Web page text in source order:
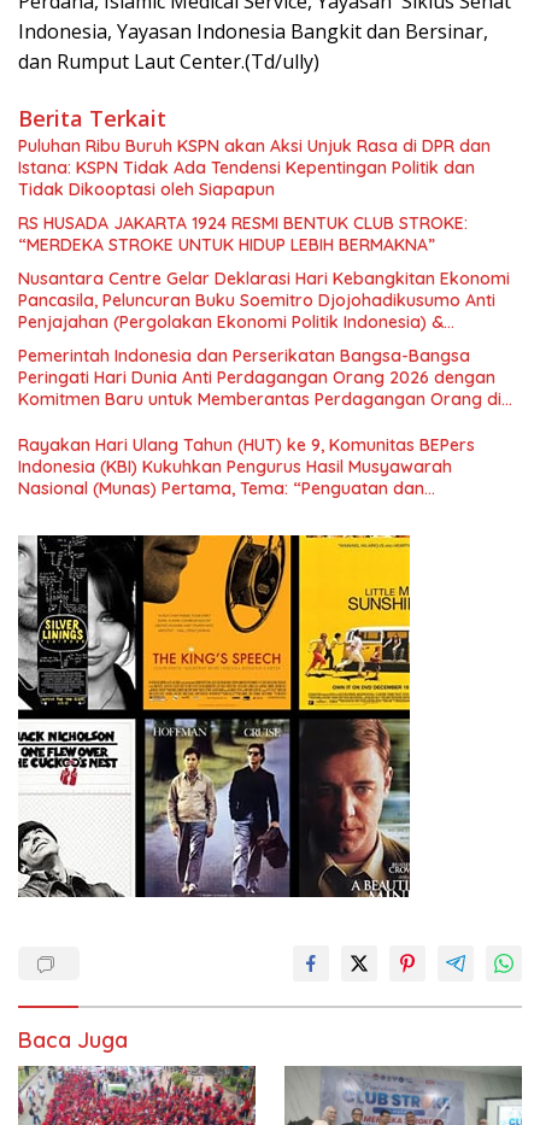
Indonesia, Yayasan Indonesia Bangkit dan Bersinar,
dan Rumput Laut Center.(Td/ully)
Berita Terkait
Puluhan Ribu Buruh KSPN akan Aksi Unjuk Rasa di DPR dan
Istana: KSPN Tidak Ada Tendensi Kepentingan Politik dan
Tidak Dikooptasi oleh Siapapun
RS HUSADA JAKARTA 1924 RESMI BENTUK CLUB STROKE:
“MERDEKA STROKE UNTUK HIDUP LEBIH BERMAKNA”
Nusantara Centre Gelar Deklarasi Hari Kebangkitan Ekonomi
Pancasila, Peluncuran Buku Soemitro Djojohadikusumo Anti
Penjajahan (Pergolakan Ekonomi Politik Indonesia) &
Simposium Nasional “Urgensi Undang-Undang Perekonomian
Nasional dan Kesejahteraan Sosial dalam Menata Bangsa
Menuju Indonesia Emas 2045”,
Pemerintah Indonesia dan Perserikatan Bangsa-Bangsa
Peringati Hari Dunia Anti Perdagangan Orang 2026 dengan
Komitmen Baru untuk Memberantas Perdagangan Orang di
Rayakan Hari Ulang Tahun (HUT) ke 9, Komunitas BEPers
Indonesia (KBI) Kukuhkan Pengurus Hasil Musyawarah
Nasional (Munas) Pertama, Tema: “Penguatan dan
Indonesia dan Mancanegara”.
Baca Juga